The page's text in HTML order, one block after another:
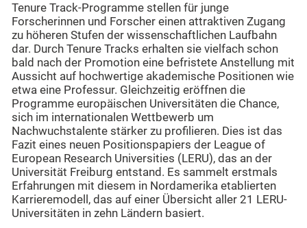
Tenure Track-Programme stellen für junge
Forscherinnen und Forscher einen attraktiven Zugang
zu höheren Stufen der wissenschaftlichen Laufbahn
dar. Durch Tenure Tracks erhalten sie vielfach schon
bald nach der Promotion eine befristete Anstellung mit
Aussicht auf hochwertige akademische Positionen wie
etwa eine Professur. Gleichzeitig eröffnen die
Programme europäischen Universitäten die Chance,
sich im internationalen Wettbewerb um
Nachwuchstalente stärker zu profilieren. Dies ist das
Fazit eines neuen Positionspapiers der League of
European Research Universities (LERU), das an der
Universität Freiburg entstand. Es sammelt erstmals
Erfahrungen mit diesem in Nordamerika etablierten
Karrieremodell, das auf einer Übersicht aller 21 LERU-
Universitäten in zehn Ländern basiert.